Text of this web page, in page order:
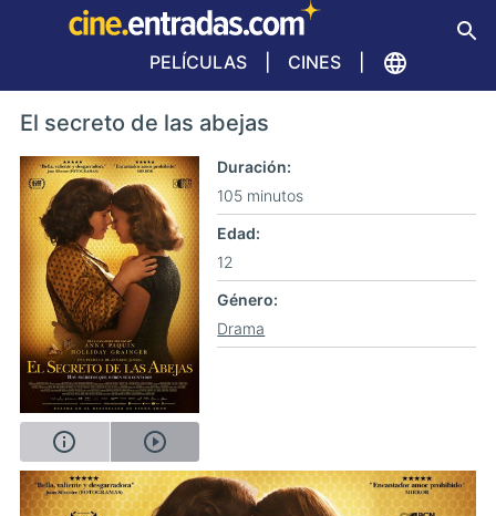
PELÍCULAS CINES
El secreto de las abejas
Duración
105 minutos
Edad
12
Género
Drama